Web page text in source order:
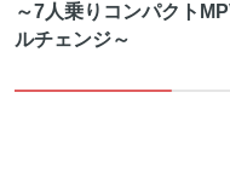
～7人乗りコンパクト
ルチェンジ～